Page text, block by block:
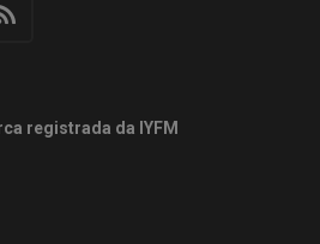
registrada da IYFM